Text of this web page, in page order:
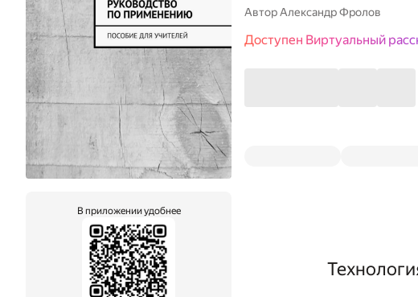
В приложении удобнее
АвторАлександр Фролов
Доступен Виртуальный